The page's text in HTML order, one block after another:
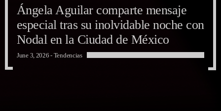
Ángela Aguilar comparte mensaje
especial tras su inolvidable noche con
Nodal en la Ciudad de México
Ángela Aguilar comparte mensaje
especial tras su inolvidable noche con
Nodal en la Ciudad de México
Ángela Aguilar comparte mensaje
especial tras su inolvidable noche con
Nodal en la Ciudad de México
June 3, 2026 - Tendencias